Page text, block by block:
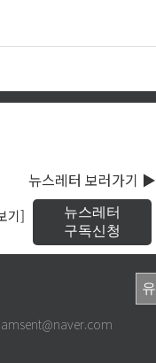
기]
뉴스레터 보러가기 ▶
뉴스레터
구독신청